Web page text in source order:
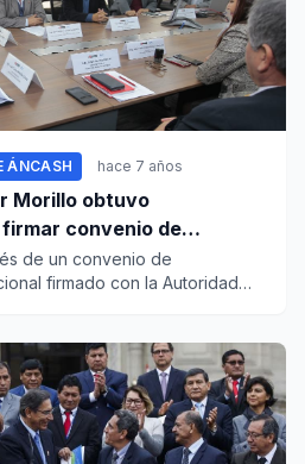
ÁNCASH hace 7 años
Morillo obtuvo
convenio de
de un convenio de
firmado con la Autoridad